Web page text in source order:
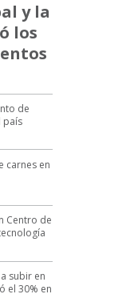
y la
los
de
país
carnes en
Centro de
subir en
el 30% en